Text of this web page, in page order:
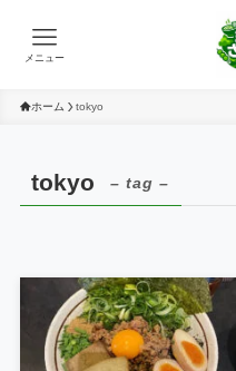
メニュー
ホーム tokyo
tokyo – tag –